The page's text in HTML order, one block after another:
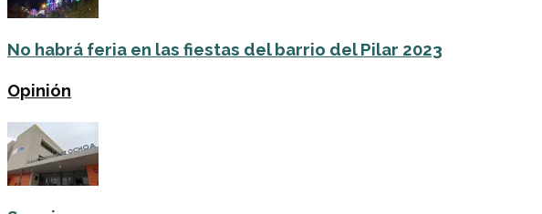
No habrá feria en las fiestas del barrio del Pilar 2023
Opinión